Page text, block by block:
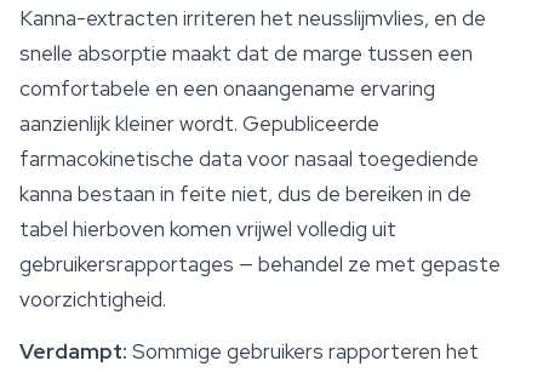
Kanna-extracten irriteren het neusslijmvlies, en de
snelle absorptie maakt dat de marge tussen een
comfortabele en een onaangename ervaring
aanzienlijk kleiner wordt. Gepubliceerde
farmacokinetische data voor nasaal toegediende
kanna bestaan in feite niet, dus de bereiken in de
tabel hierboven komen vrijwel volledig uit
gebruikersrapportages — behandel ze met gepaste
voorzichtigheid.
Verdampt: Sommige gebruikers rapporteren het